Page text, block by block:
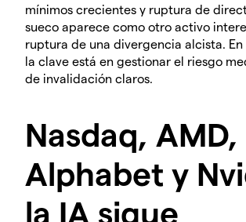
mínimos crecientes y ruptura de
sueco aparece como otro activo
ruptura de una divergencia alcista. En
la clave está en gestionar el riesgo
de invalidación claros.
Nasdaq, AMD,
Alphabet y
la IA sigue